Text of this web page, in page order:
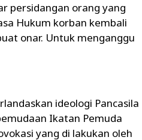
persidangan orang yang
Hukum korban kembali
onar. Untuk menganggu
ideologi Pancasila
Ikatan Pemuda
yang di lakukan oleh